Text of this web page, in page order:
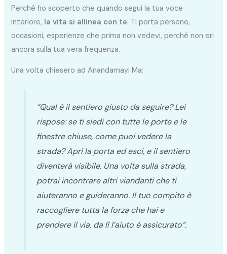
Perché ho scoperto che quando segui la tua voce
interiore, la vita si allinea con te. Ti porta persone,
occasioni, esperienze che prima non vedevi, perché non eri
ancora sulla tua vera frequenza.
Una volta chiesero ad Anandamayi Ma:
“Qual è il sentiero giusto da seguire? Lei
rispose: se ti siedi con tutte le porte e le
finestre chiuse, come puoi vedere la
strada? Apri la porta ed esci, e il sentiero
diventerà visibile. Una volta sulla strada,
potrai incontrare altri viandanti che ti
aiuteranno e guideranno. Il tuo compito è
raccogliere tutta la forza che hai e
prendere il via, da lì l’aiuto è assicurato”.